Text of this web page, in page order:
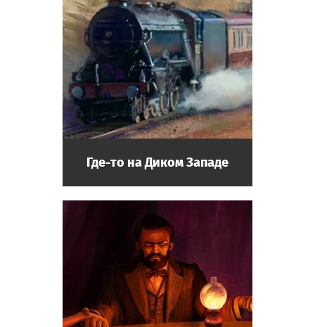
Где-то на Диком Западе